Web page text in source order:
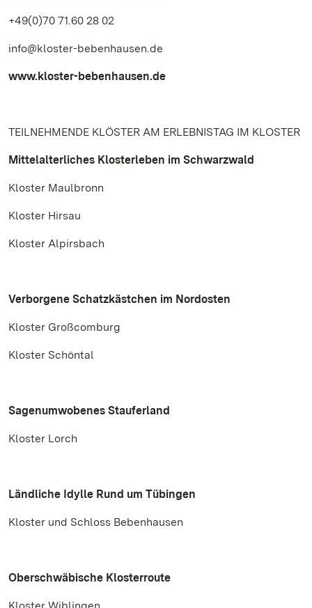
+49(0)70 71.60 28 02
info@kloster-bebenhausen.de
www.kloster-bebenhausen.de
TEILNEHMENDE KLÖSTER AM ERLEBNISTAG IM KLOSTER
Mittelalterliches Klosterleben im Schwarzwald
Kloster Maulbronn
Kloster Hirsau
Kloster Alpirsbach
Verborgene Schatzkästchen im Nordosten
Kloster Großcomburg
Kloster Schöntal
Sagenumwobenes Stauferland
Kloster Lorch
Ländliche Idylle Rund um Tübingen
Kloster und Schloss Bebenhausen
Oberschwäbische Klosterroute